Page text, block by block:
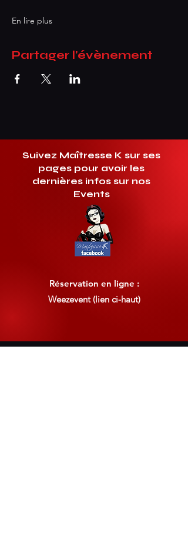
En lire plus
Partager l'évènement
Suivez Maîtresse K sur ses
pages pour avoir les
dernières infos sur nos
Events
Réservation en ligne :
Weezevent (lien ci-haut)